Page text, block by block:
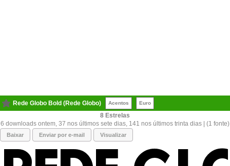
Rede Globo Bold (Rede Globo) Acentos Euro
8
6 downloads ontem, 37 nos últimos sete dias, 141 nos últimos trinta dias | (1 fonte)
Baixar Enviar por e-mail Visualizar